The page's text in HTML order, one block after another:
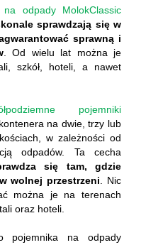
na odpady MolokClassic
sprawdzają się w
sprawną i
. Od wielu lat można je
szkół, hoteli, a nawet
pojemniki
na dwie, trzy lub
w zależności od
odpadów. Ta cecha
się tam, gdzie
wolnej przestrzeni . Nic
można je na terenach
oraz hoteli.
pojemnika na odpady